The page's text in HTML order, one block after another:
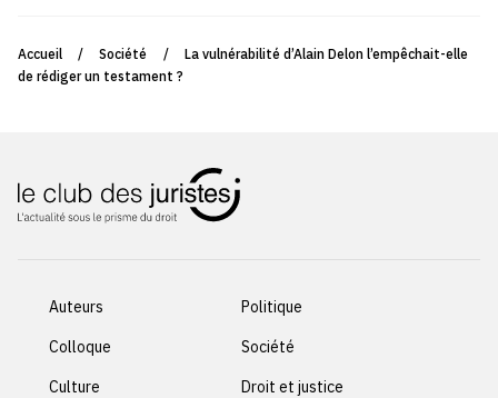
Accueil / Société /
La vulnérabilité d’Alain Delon l’empêchait-elle
de rédiger un testament ?
Auteurs
Colloque
Culture
Politique
Société
Droit et justice